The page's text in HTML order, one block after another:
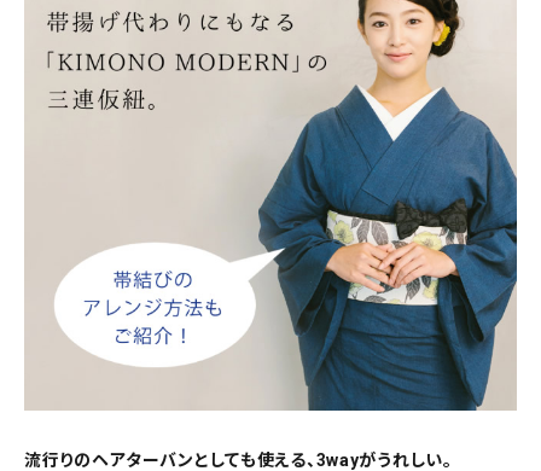
流行りのヘアターバンとしても使える、3wayがうれしい。